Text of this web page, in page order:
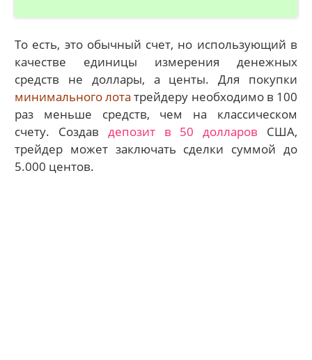
То есть, это обычный счет, но использующий в
качестве единицы измерения денежных
средств не доллары, а центы. Для покупки
минимального лота трейдеру необходимо в 100
раз меньше средств, чем на классическом
счету. Создав депозит в 50 долларов США,
трейдер может заключать сделки суммой до
5.000 центов.